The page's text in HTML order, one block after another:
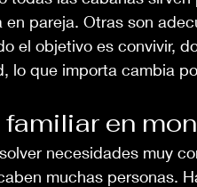
pareja. Otras son
el objetivo es convivir,
lo que importa cambia
en
necesidades muy
muchas personas.